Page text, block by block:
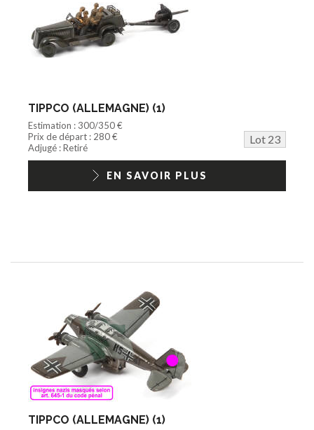
TIPPCO (ALLEMAGNE) (1)
Estimation : 300/350 €
Prix de départ : 280 €
Lot 23
Adjugé : Retiré
EN SAVOIR PLUS
TIPPCO (ALLEMAGNE) (1)